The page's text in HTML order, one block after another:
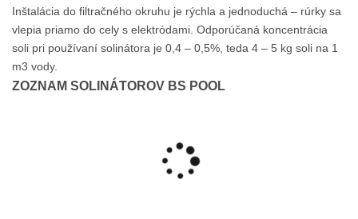
Inštalácia do filtračného okruhu je rýchla a jednoduchá – rúrky sa
vlepia priamo do cely s elektródami. Odporúčaná koncentrácia
soli pri používaní solinátora je 0,4 – 0,5%, teda 4 – 5 kg soli na 1
m3 vody.
ZOZNAM SOLINÁTOROV BS POOL